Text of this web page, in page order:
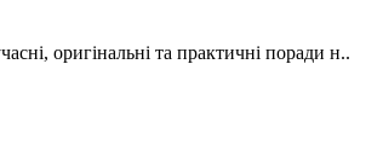
оригінальні та практичні поради н..